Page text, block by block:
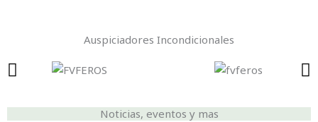
Emergencia
Auspiciadores Incondicionales
Noticias, eventos y mas